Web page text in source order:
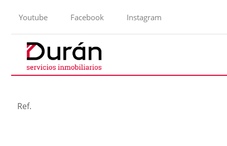
Youtube Facebook Instagram
Ref.